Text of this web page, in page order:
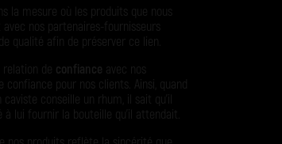
mesure où les produits que nous
nos partenaires-fournisseurs
qualité afin de préserver ce lien.
de confiance avec nos
confiance pour nos clients. Ainsi, quand
conseille un rhum, il sait qu’il
lui fournir la bouteille qu’il attendait.